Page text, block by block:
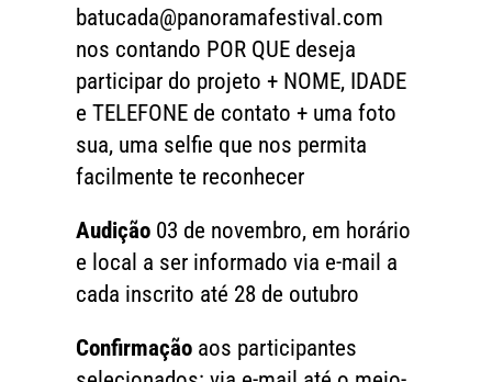
batucada@panoramafestival.com
nos contando POR QUE deseja
participar do projeto + NOME, IDADE
e TELEFONE de contato + uma foto
sua, uma selfie que nos permita
facilmente te reconhecer
Audição03 de novembro, em horário
e local a ser informado via e-mail a
cada inscrito até 28 de outubro
Confirmaçãoaos participantes